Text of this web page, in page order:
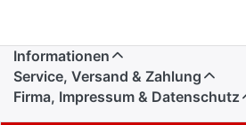
Informationen
Service, Versand & Zahlung
Firma, Impressum & Datenschutz